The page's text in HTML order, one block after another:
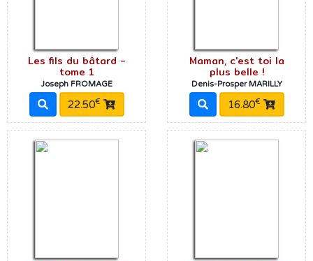
Les fils du bâtard -
tome 1
Joseph FROMAGE
22.50€
Maman, c'est toi la
plus belle !
Denis-Prosper MARILLY
16.80€